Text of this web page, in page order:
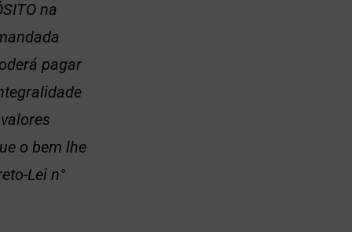
na
pagar
o bem lhe
Lei n°